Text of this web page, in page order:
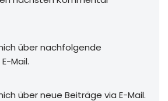
über nachfolgende
Mail.
über neue Beiträge via E-Mail.